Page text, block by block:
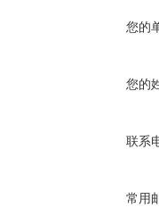
您的
您的
联系
常用